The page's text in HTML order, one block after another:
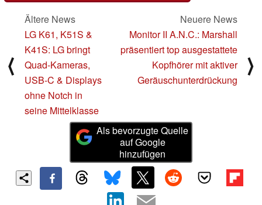
⟨
Ältere News
LG K61, K51S &
K41S: LG bringt
Quad-Kameras,
USB-C & Displays
ohne Notch in
seine Mittelklasse
Neuere News
Monitor II A.N.C.: Marshall
präsentiert top ausgestattete
Kopfhörer mit aktiver
Geräuschunterdrückung
⟩
Als bevorzugte Quelle
auf Google
hinzufügen